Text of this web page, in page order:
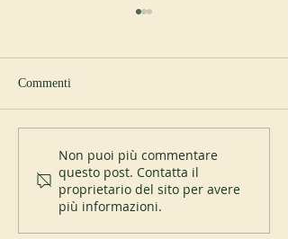
I 200 anni del Mont-des-
Cats
Commenti
Non puoi più commentare
questo post. Contatta il
proprietario del sito per avere
più informazioni.